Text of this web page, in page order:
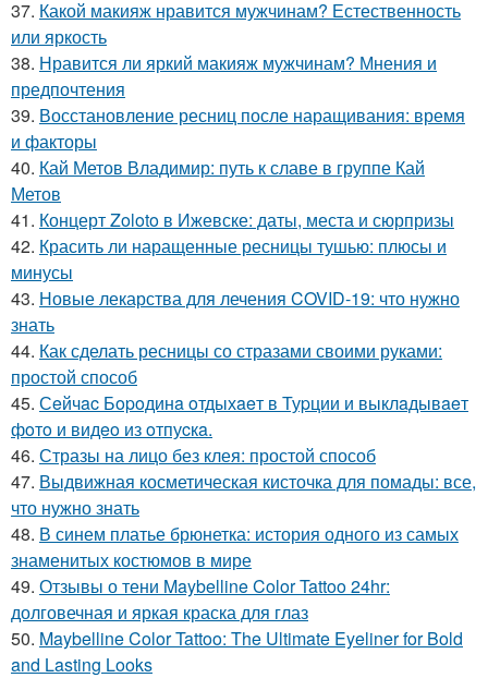
37. Какой макияж нравится мужчинам? Естественность
или яркость
38. Нравится ли яркий макияж мужчинам? Мнения и
предпочтения
39. Восстановление ресниц после наращивания: время
и факторы
40. Кай Метов Владимир: путь к славе в группе Кай
Метов
41. Концерт Zoloto в Ижевске: даты, места и сюрпризы
42. Красить ли наращенные ресницы тушью: плюсы и
минусы
43. Новые лекарства для лечения COVID-19: что нужно
знать
44. Как сделать ресницы со стразами своими руками:
простой способ
45. Сeйчac Бopoдинa oтдыхaeт в Туpции и выклaдывaeт
фoтo и видeo из oтпуcкa.
46. Стразы на лицо без клея: простой способ
47. Выдвижная косметическая кисточка для помады: все,
что нужно знать
48. В синем платье брюнетка: история одного из самых
знаменитых костюмов в мире
49. Отзывы о тени Maybelline Color Tattoo 24hr:
долговечная и яркая краска для глаз
50. Maybelline Color Tattoo: The Ultimate Eyeliner for Bold
and Lasting Looks